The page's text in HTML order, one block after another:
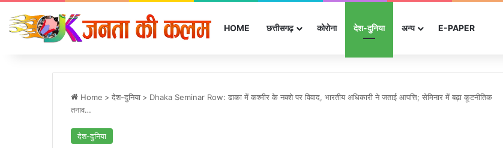
HOME छत्तीसगढ़ कोरोना देश-दुनिया अन्‍य E-PAPER
Home > देश-दुनिया > Dhaka Seminar Row: ढाका में कश्मीर के नक्शे पर विवाद, भारतीय अधिकारी ने जताई आपत्ति; सेमिनार में बढ़ा कूटनीतिक
तनाव…
देश-दुनिया